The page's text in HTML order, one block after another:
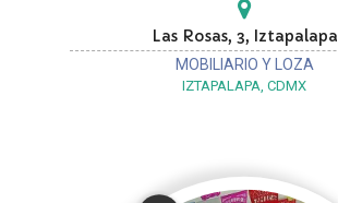
Las Rosas, 3, Iztapalapa
MOBILIARIO Y LOZA
IZTAPALAPA, CDMX